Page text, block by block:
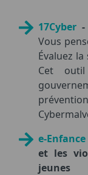
17Cyber
Vous
Évaluez
Cet
e-Enfance
et les
jeunes